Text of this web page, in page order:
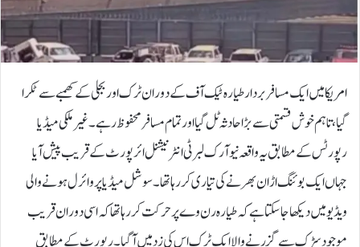
امریکا میں ایک مسافر بردار طیارہ ٹیک آف کے دوران ٹرک اور بجلی کے کھمبے سے ٹکرا
گیا، تاہم خوش قسمتی سے بڑا حادثہ ٹل گیا اور تمام مسافر محفوظ رہے۔غیر ملکی میڈیا
رپورٹس کے مطابق یہ واقعہ نیو آرک لبرٹی انٹرنیشنل ائرپورٹ کے قریب پیش آیا
جہاں ایک بوئنگ اڑان بھرنے کی تیاری کر رہا تھا۔سوشل میڈیا پر وائرل ہونے والی
ویڈیو میں دیکھا جا سکتا ہے کہ طیارہ رن وے پر حرکت کر رہا تھا کہ اسی دوران قریب